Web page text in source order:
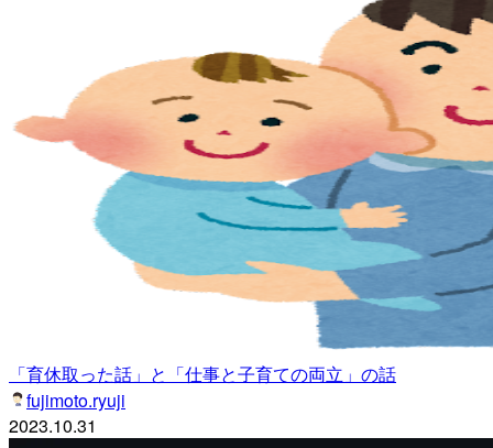
「育休取った話」と「仕事と子育ての両立」の話
fujimoto.ryuji
2023.10.31